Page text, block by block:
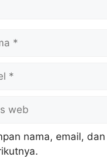
nama, email,